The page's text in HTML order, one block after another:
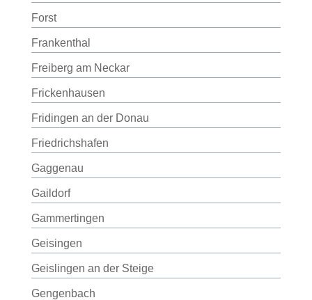
Forst
Frankenthal
Freiberg am Neckar
Frickenhausen
Fridingen an der Donau
Friedrichshafen
Gaggenau
Gaildorf
Gammertingen
Geisingen
Geislingen an der Steige
Gengenbach